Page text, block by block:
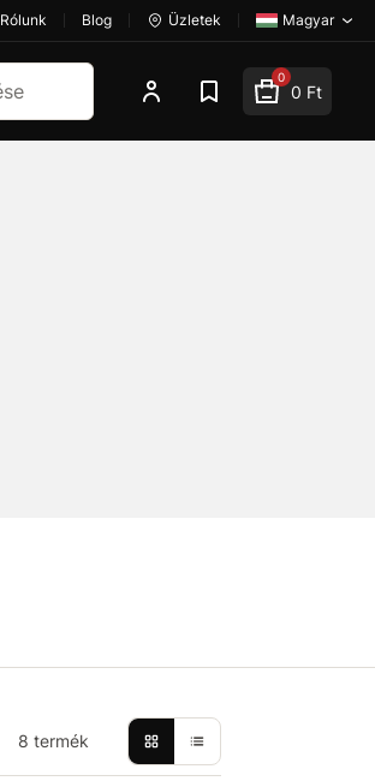
Rólunk Blog Üzletek Magyar
0
0 Ft
8 termék